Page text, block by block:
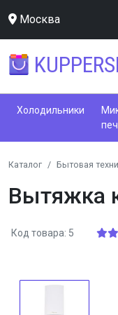
Москва
Холодильники
Каталог Бытовая
Вытяжка
Код товара: 5